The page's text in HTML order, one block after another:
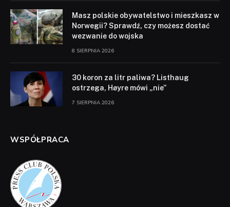
Masz polskie obywatelstwo i mieszkasz w
Norwegii? Sprawdź, czy możesz dostać
wezwanie do wojska
8 SIERPNIA 2026
30 koron za litr paliwa? Listhaug
ostrzega, Høyre mówi „nie”
7 SIERPNIA 2026
WSPÓŁPRACA